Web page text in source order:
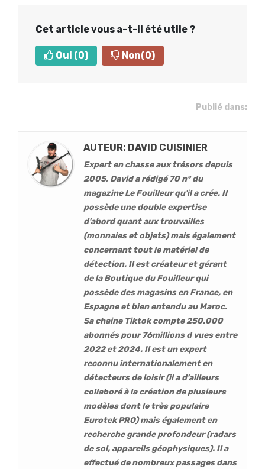
Cet article vous a-t-il été utile ?
Oui (0) Non(0)
Publié dans:
AUTEUR: DAVID CUISINIER
Expert en chasse aux trésors depuis
2005, David a rédigé 70 n° du
magazine Le Fouilleur qu'il a crée. Il
possède une double expertise
d'abord quant aux trouvailles
(monnaies et objets) mais également
concernant tout le matériel de
détection. Il est créateur et gérant
de la Boutique du Fouilleur qui
possède des magasins en France, en
Espagne et bien entendu au Maroc.
Sa chaine Tiktok compte 250.000
abonnés pour 76millions d vues entre
2022 et 2024. Il est un expert
reconnu internationalement en
détecteurs de loisir (il a d'ailleurs
collaboré à la création de plusieurs
modèles dont le très populaire
Eurotek PRO) mais également en
recherche grande profondeur (radars
de sol, appareils géophysiques). Il a
effectué de nombreux passages dans